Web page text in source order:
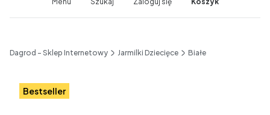
Dagrod - Sklep Internetowy Jarmilki Dziecięce Białe
Etykiety
Bestseller